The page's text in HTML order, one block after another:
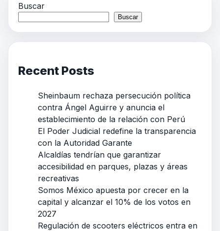
Buscar
Buscar
Recent Posts
Sheinbaum rechaza persecución política
contra Ángel Aguirre y anuncia el
establecimiento de la relación con Perú
El Poder Judicial redefine la transparencia
con la Autoridad Garante
Alcaldías tendrían que garantizar
accesibilidad en parques, plazas y áreas
recreativas
Somos México apuesta por crecer en la
capital y alcanzar el 10% de los votos en
2027
Regulación de scooters eléctricos entra en